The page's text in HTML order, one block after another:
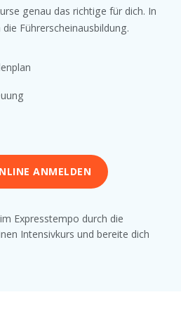
genau das richtige für dich. In
Führerscheinausbildung.
ANMELDEN
Expresstempo durch die
Intensivkurs und bereite dich